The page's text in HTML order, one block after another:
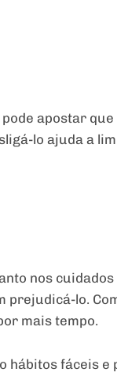
apostar
lo ajuda a
nos cuidados
prejudicá-lo.
mais tempo.
hábitos fáceis